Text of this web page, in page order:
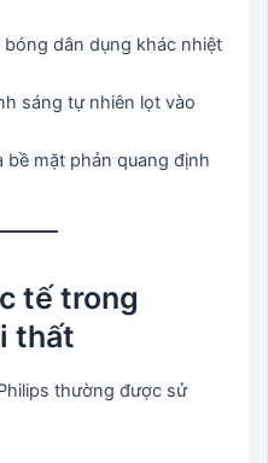
dân dụng khác nhiệt
sáng tự nhiên lọt vào
mặt phản quang định
tế trong
thất
thường được sử